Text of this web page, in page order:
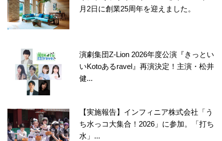
月2日に創業25周年を迎えました。
演劇集団Z-Lion 2026年度公演『きっとい
いKotoあるravel』再演決定！主演・松井
健...
【実施報告】インフィニア株式会社「う
ち水っコ大集合！2026」に参加。「打ち
水」...